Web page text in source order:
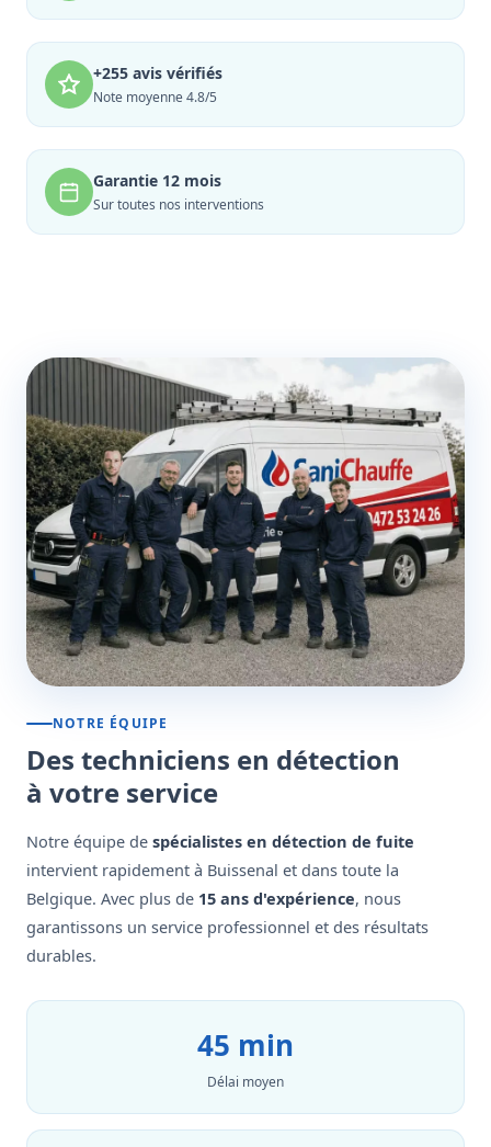
+255 avis vérifiés
Note moyenne 4.8/5
Garantie 12 mois
Sur toutes nos interventions
NOTRE ÉQUIPE
Des techniciens en détection
à votre service
Notre équipe de spécialistes en détection de fuite
intervient rapidement à Buissenal et dans toute la
Belgique. Avec plus de 15 ans d'expérience, nous
garantissons un service professionnel et des résultats
durables.
45 min
Délai moyen